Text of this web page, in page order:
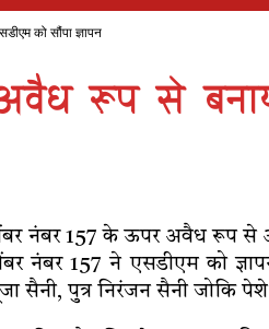
को सौंपा ज्ञापन
रूप से
चेंबर नंबर 157 के ऊपर अवैध रूप से
नंबर 157 ने एसडीएम को
सैनी, पुत्र निरंजन सैनी जोकि